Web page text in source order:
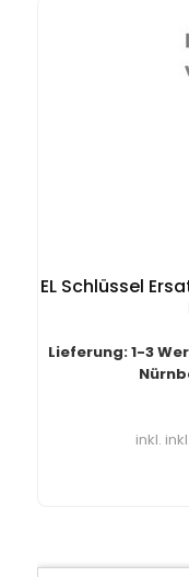
EL Schlüssel
Lieferung: 1-3
inkl.